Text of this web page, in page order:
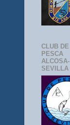
CLUB DE
PESCA
ALCOSA-
SEVILLA